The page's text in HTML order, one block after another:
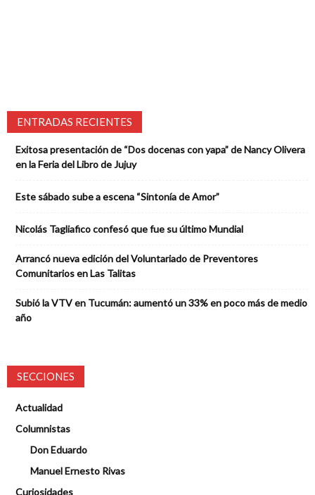
ENTRADAS RECIENTES
Exitosa presentación de “Dos docenas con yapa” de Nancy Olivera
en la Feria del Libro de Jujuy
Este sábado sube a escena “Sintonía de Amor”
Nicolás Tagliafico confesó que fue su último Mundial
Arrancó nueva edición del Voluntariado de Preventores
Comunitarios en Las Talitas
Subió la VTV en Tucumán: aumentó un 33% en poco más de medio
año
SECCIONES
Actualidad
Columnistas
Don Eduardo
Manuel Ernesto Rivas
Curiosidades